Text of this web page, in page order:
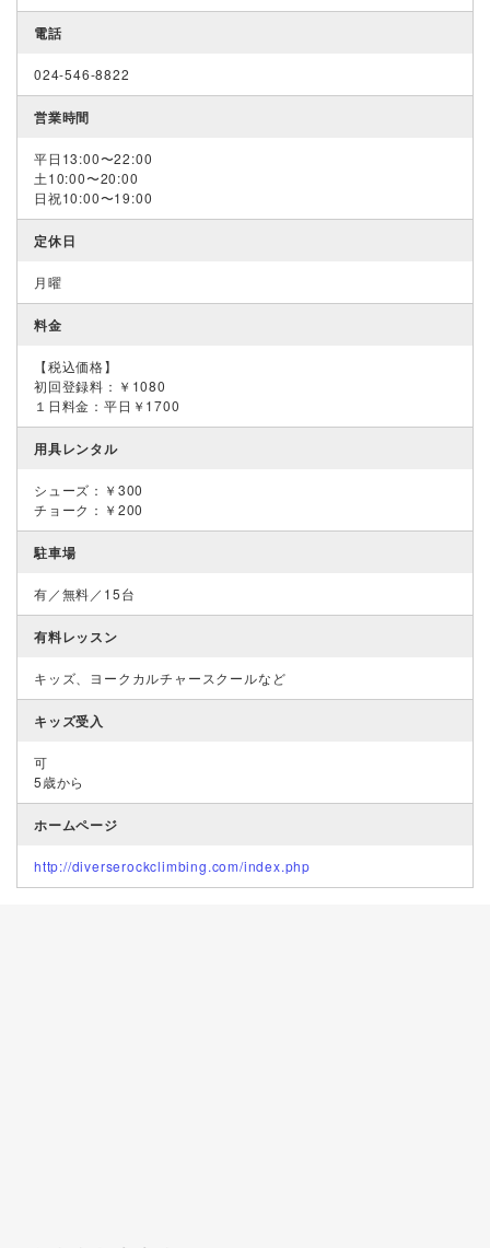
電話
024-546-8822
営業時間
平日13:00〜22:00
土10:00〜20:00
日祝10:00〜19:00
定休日
月曜
料金
【税込価格】
初回登録料：￥1080
１日料金：平日￥1700
用具レンタル
シューズ：￥300
チョーク：￥200
駐車場
有／無料／15台
有料レッスン
キッズ、ヨークカルチャースクールなど
キッズ受入
可
5歳から
ホームページ
http://diverserockclimbing.com/index.php